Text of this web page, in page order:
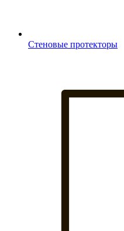
Стеновые протекторы